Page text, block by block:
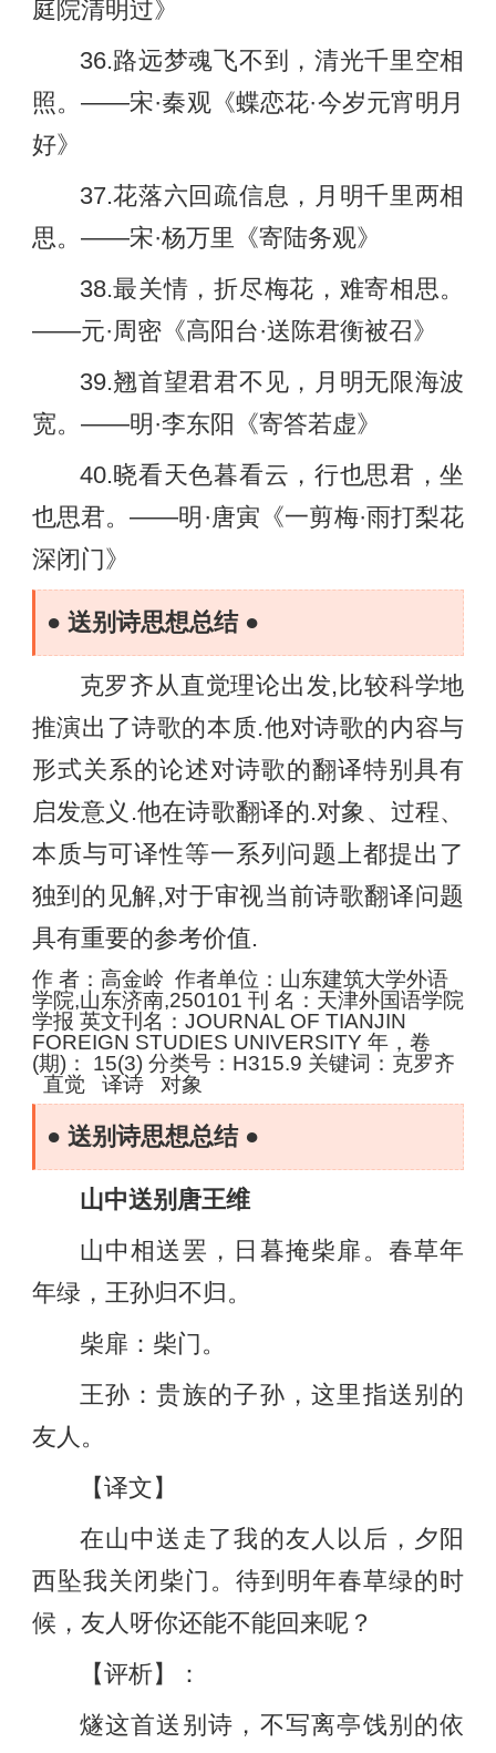
庭院清明过》
36.路远梦魂飞不到，清光千里空相
照。——宋·秦观《蝶恋花·今岁元宵明月
好》
37.花落六回疏信息，月明千里两相
思。——宋·杨万里《寄陆务观》
38.最关情，折尽梅花，难寄相思。
——元·周密《高阳台·送陈君衡被召》
39.翘首望君君不见，月明无限海波
宽。——明·李东阳《寄答若虚》
40.晓看天色暮看云，行也思君，坐
也思君。——明·唐寅《一剪梅·雨打梨花
深闭门》
● 送别诗思想总结 ●
克罗齐从直觉理论出发,比较科学地
推演出了诗歌的本质.他对诗歌的内容与
形式关系的论述对诗歌的翻译特别具有
启发意义.他在诗歌翻译的.对象、过程、
本质与可译性等一系列问题上都提出了
独到的见解,对于审视当前诗歌翻译问题
具有重要的参考价值.
作 者：高金岭 作者单位：山东建筑大学外语
学院,山东济南,250101 刊 名：天津外国语学院
学报 英文刊名：JOURNAL OF TIANJIN
FOREIGN STUDIES UNIVERSITY 年，卷
(期)： 15(3) 分类号：H315.9 关键词：克罗齐
直觉 译诗 对象
● 送别诗思想总结 ●
山中送别唐王维
山中相送罢，日暮掩柴扉。春草年
年绿，王孙归不归。
柴扉：柴门。
王孙：贵族的子孙，这里指送别的
友人。
【译文】
在山中送走了我的友人以后，夕阳
西坠我关闭柴门。待到明年春草绿的时
候，友人呀你还能不能回来呢？
【评析】：
燧这首送别诗，不写离亭饯别的依